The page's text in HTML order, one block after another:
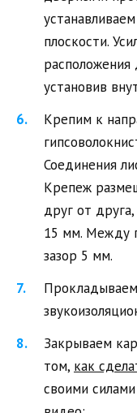
плоскости.
установив
Крепим к
Соединения
Крепеж
друг от
15 мм. Между
зазор 5 мм.
Закрываем
том, как
своими